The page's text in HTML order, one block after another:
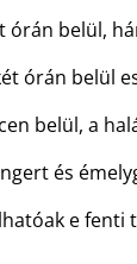
belül,
órán belül
belül, a
és
e